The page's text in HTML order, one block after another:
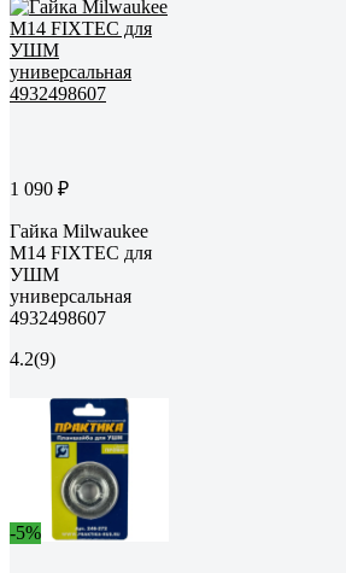
1 090 ₽
Гайка Milwaukee
M14 FIXTEC для
УШМ
универсальная
4932498607
4.2(9)
-5%